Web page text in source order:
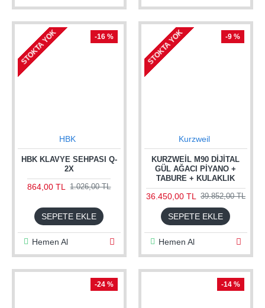
-16 %
STOKTA YOK
HBK
HBK KLAVYE SEHPASI Q-
2X
864,00 TL 1.026,00 TL
SEPETE EKLE
Hemen Al
-9 %
STOKTA YOK
Kurzweil
KURZWEIL M90 DIJITAL
GÜL AĞACI PIYANO +
TABURE + KULAKLIK
36.450,00 TL 39.852,00 TL
SEPETE EKLE
Hemen Al
-24 % -14 %